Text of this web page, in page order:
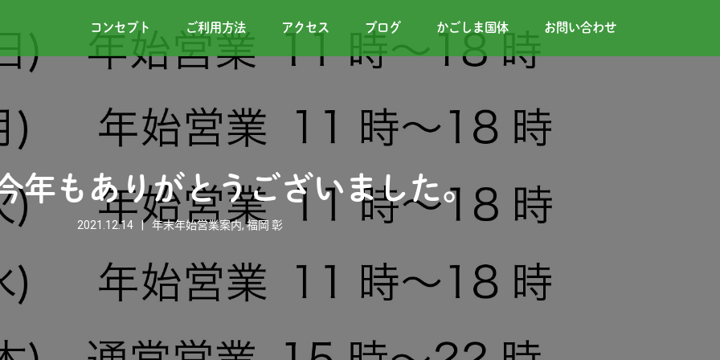
コンセプト ご利用方法 アクセス ブログ かごしま国体 お問い合わせ
年もありがとうございました。
2021.12.14 年末年始営業案内,福岡 彰